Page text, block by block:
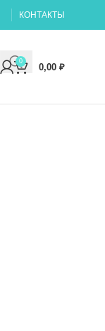
КОНТАКТЫ
0
0,00 ₽